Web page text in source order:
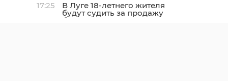
17:25 В Луге 18-летнего жителя
будут судить за продажу
банковской карты